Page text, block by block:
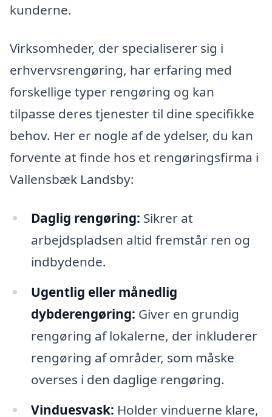
kunderne.
Virksomheder, der specialiserer sig i
erhvervsrengøring, har erfaring med
forskellige typer rengøring og kan
tilpasse deres tjenester til dine specifikke
behov. Her er nogle af de ydelser, du kan
forvente at finde hos et rengøringsfirma i
Vallensbæk Landsby:
Daglig rengøring: Sikrer at
arbejdspladsen altid fremstår ren og
indbydende.
Ugentlig eller månedlig
dybderengøring: Giver en grundig
rengøring af lokalerne, der inkluderer
rengøring af områder, som måske
overses i den daglige rengøring.
Vinduesvask: Holder vinduerne klare,